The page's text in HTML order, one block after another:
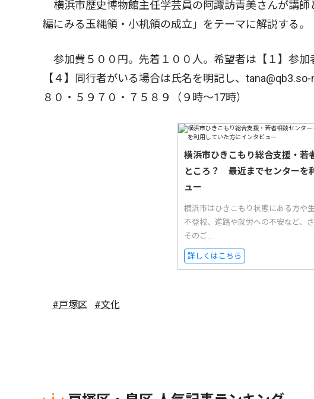
横浜市歴史博物館主任学芸員の阿諏訪青美さんが講
編にみる玉縄領・小机領の成立」をテーマに解説する。
参加費５００円。先着１００人。希望者は【１】参
【４】同行者がいる場合は氏名を明記し、
８０・５９７０・７５８９（９時〜17時）
横浜市ひきこもり総合支援・若
ところ？ 最近までセンターを
ュー
横浜市はひきこもり状態にある方や
不登校、進路や就労への不安など、
そのご...
詳しくはこちら
#戸塚区 #文化